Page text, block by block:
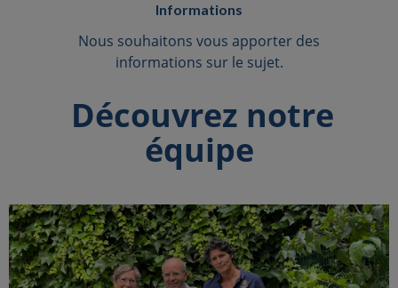
Informations
Nous souhaitons vous apporter des
informations sur le sujet.
Découvrez notre
équipe